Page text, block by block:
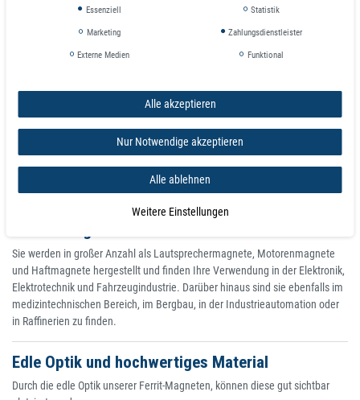
Magnete sind vielfältig.
BESTMÖGLICHE HANDHABUNG - Dank Rundung lassen sich die Magnete
Whiteboard oder Kühlschrank.
BESONDERE BESTÄNDIGKEIT – Dank der Verwendung von Keramik sind
die Magnete rostfrei. Durch Magnetisierung im aufwendigen
anisotropischen Verfahren, sind diese Magnete ausgesprochen langlebig
und widerstandsfähig gegen Entmagnetisierung.
Ferrit-Magnete eignen sich für eine Vielzahl von
Sie werden in großer Anzahl als Lautsprechermagnete, Motorenmagnete
und Haftmagnete hergestellt und finden Ihre Verwendung in der Elektronik,
Elektrotechnik und Fahrzeugindustrie. Darüber hinaus sind sie ebenfalls im
medizintechnischen Bereich, im Bergbau, in der Industrieautomation oder
in Raffinerien zu finden.
Edle Optik und hochwertiges Material
Durch die edle Optik unserer Ferrit-Magneten, können diese gut sichtbar
Essenziell Statistik
Marketing Zahlungsdienstleister
Externe Medien Funktional
Alle akzeptieren
Nur Notwendige akzeptieren
Alle ablehnen
Weitere Einstellungen